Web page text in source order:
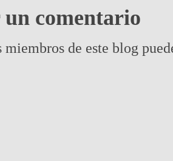
comentario
de este blog